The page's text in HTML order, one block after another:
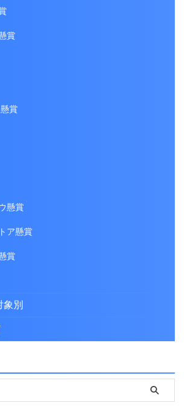
賞
賞
懸賞
ア懸賞
賞
象別